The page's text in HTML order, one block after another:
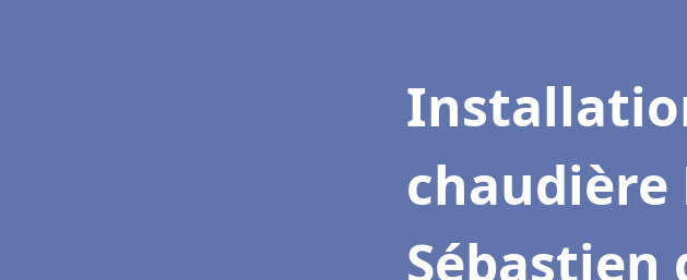
chaudière
Sébastien